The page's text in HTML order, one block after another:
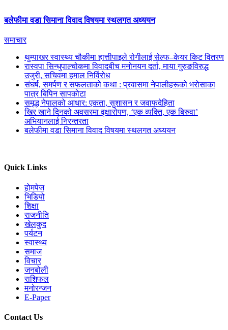
बलेफीमा वडा सिमाना विवाद विषयमा स्थलगत अध्ययन
समाचार
थुम्पाखर स्वास्थ्य चौकीमा हात्तीपाइले रोगीलाई सेल्फ–केयर किट वितरण
रास्वपा सिन्धुपाल्चोकमा विवादबीच मनोनयन दर्ता, माया गुरुङविरुद्ध
उजुरी, सचिवमा हमाल निर्विरोध
संघर्ष, समर्पण र सफलताको कथा : प्रवासमा नेपालीहरूको भरोसाका
पात्र बिपिन सापकोटा
समृद्ध नेपालको आधार: एकता, सुशासन र जवाफदेहिता
खिर खाने दिनको अवसरमा वृक्षारोपण, ‘एक व्यक्ति, एक बिरुवा’
अभियानलाई निरन्तरता
बलेफीमा वडा सिमाना विवाद विषयमा स्थलगत अध्ययन
Quick Links
होमपेज
भिडियो
शिक्षा
राजनीति
खेलकुद
पर्यटन
स्वास्थ्य
समाज
विचार
जनबोली
राशिफल
मनोरन्जन
E-Paper
Contact Us